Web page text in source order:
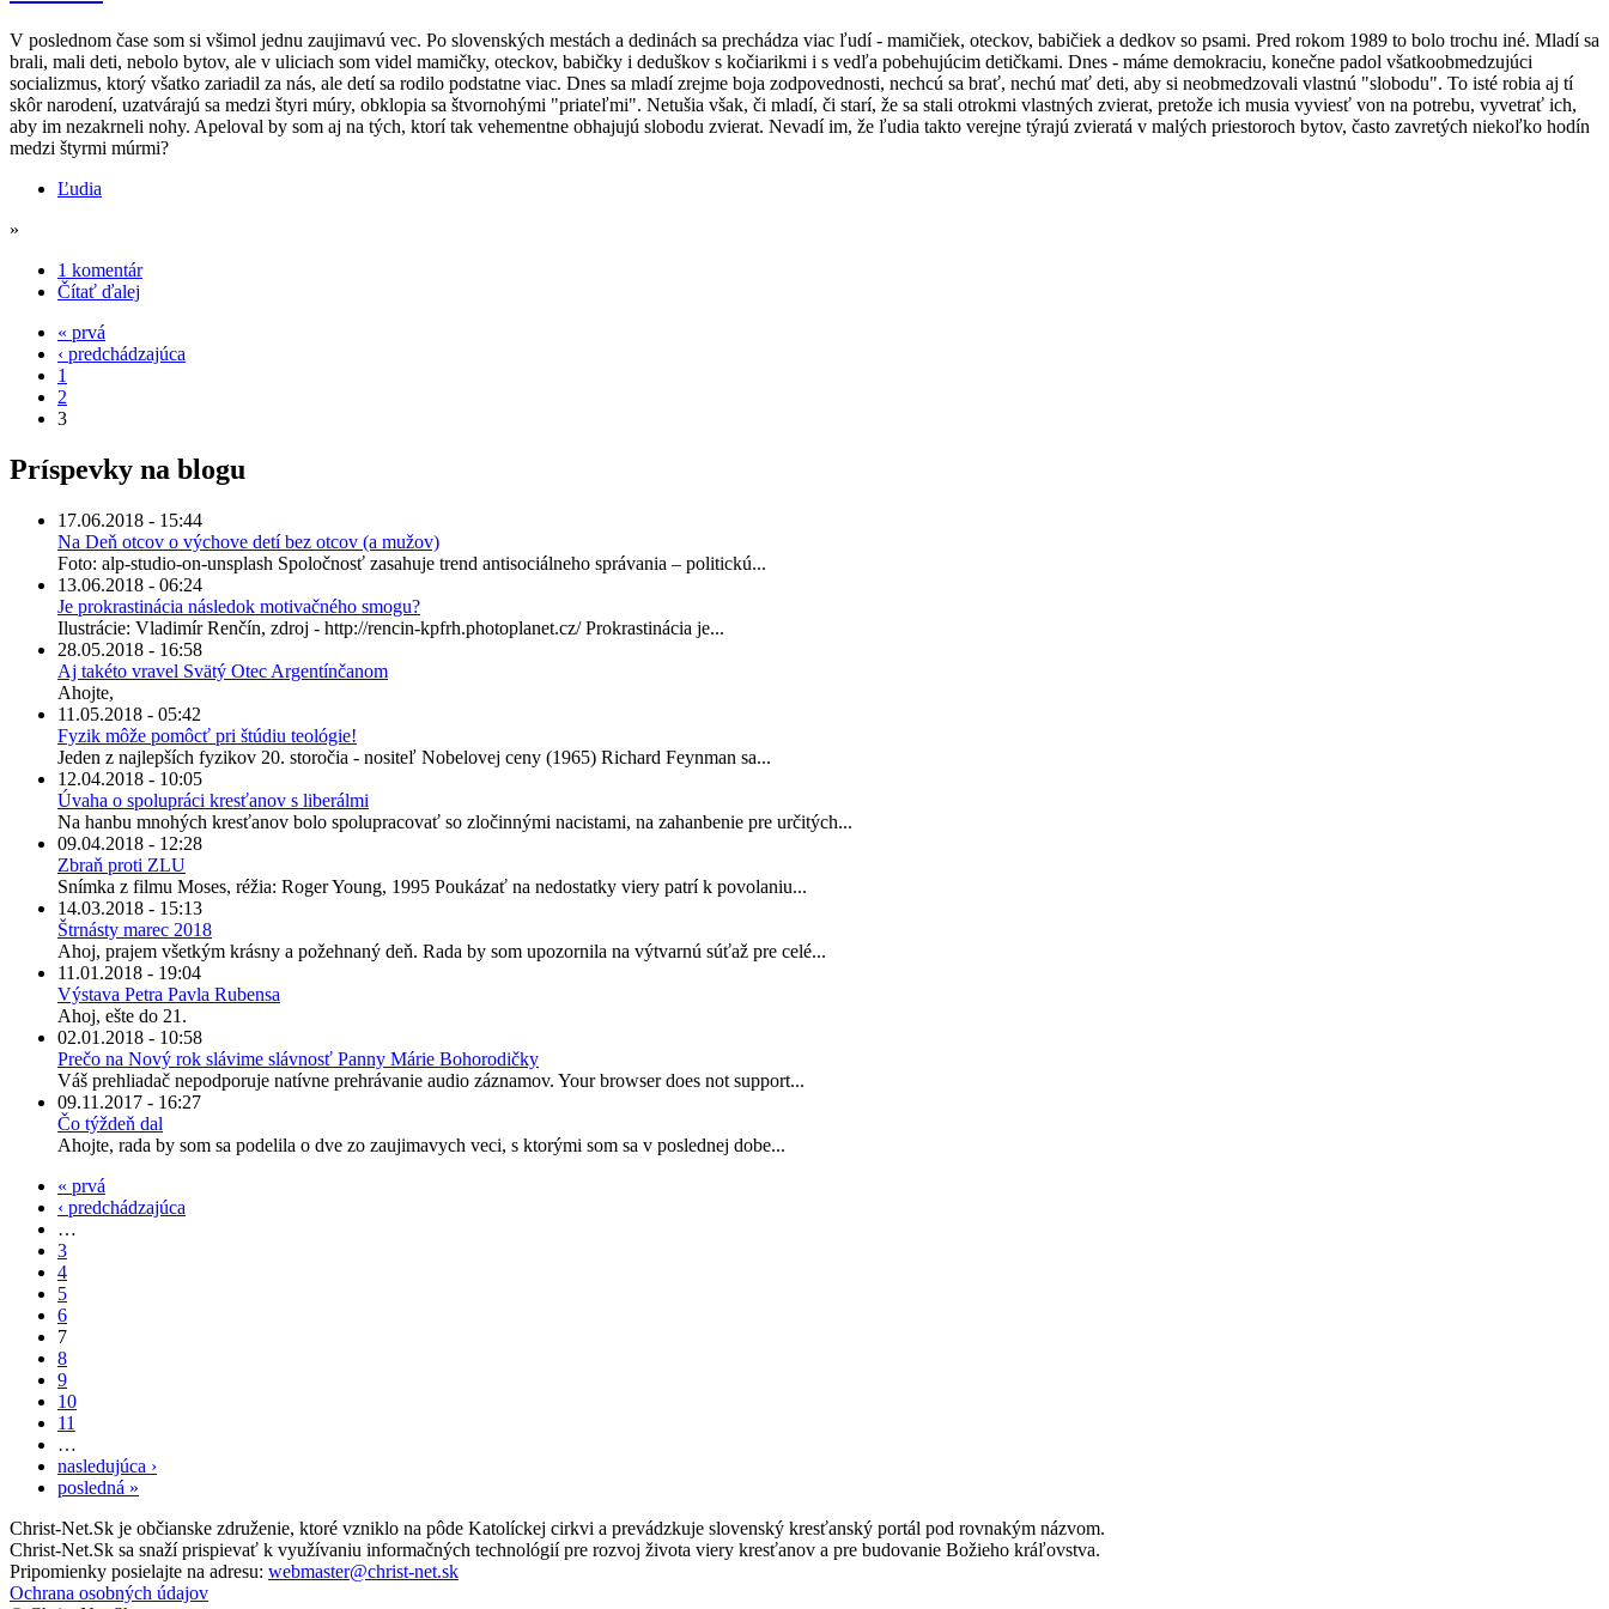
V poslednom čase som si všimol jednu zaujimavú vec. Po slovenských mestách a dedinách sa prechádza viac ľudí - mamičiek, oteckov, babičiek a dedkov so psami. Pred rokom 1989 to bolo trochu iné. Mladí sa
brali, mali deti, nebolo bytov, ale v uliciach som videl mamičky, oteckov, babičky i deduškov s kočiarikmi i s vedľa pobehujúcim detičkami. Dnes - máme demokraciu, konečne padol všatkoobmedzujúci
socializmus, ktorý všatko zariadil za nás, ale detí sa rodilo podstatne viac. Dnes sa mladí zrejme boja zodpovednosti, nechcú sa brať, nechú mať deti, aby si neobmedzovali vlastnú "slobodu". To isté robia aj tí
skôr narodení, uzatvárajú sa medzi štyri múry, obklopia sa štvornohými "priateľmi". Netušia však, či mladí, či starí, že sa stali otrokmi vlastných zvierat, pretože ich musia vyviesť von na potrebu, vyvetrať ich,
aby im nezakrneli nohy. Apeloval by som aj na tých, ktorí tak vehementne obhajujú slobodu zvierat. Nevadí im, že ľudia takto verejne týrajú zvieratá v malých priestoroch bytov, často zavretých niekoľko hodín
medzi štyrmi múrmi?
Ľudia
»
1 komentár
Čítať ďalej
« prvá
‹ predchádzajúca
1
2
3
Príspevky na blogu
17.06.2018 - 15:44
Na Deň otcov o výchove detí bez otcov (a mužov)
Foto: alp-studio-on-unsplash Spoločnosť zasahuje trend antisociálneho správania – politickú...
13.06.2018 - 06:24
Je prokrastinácia následok motivačného smogu?
Ilustrácie: Vladimír Renčín, zdroj - http://rencin-kpfrh.photoplanet.cz/ Prokrastinácia je...
28.05.2018 - 16:58
Aj takéto vravel Svätý Otec Argentínčanom
Ahojte,
11.05.2018 - 05:42
Fyzik môže pomôcť pri štúdiu teológie!
Jeden z najlepších fyzikov 20. storočia - nositeľ Nobelovej ceny (1965) Richard Feynman sa...
12.04.2018 - 10:05
Úvaha o spolupráci kresťanov s liberálmi
Na hanbu mnohých kresťanov bolo spolupracovať so zločinnými nacistami, na zahanbenie pre určitých...
09.04.2018 - 12:28
Zbraň proti ZLU
Snímka z filmu Moses, réžia: Roger Young, 1995 Poukázať na nedostatky viery patrí k povolaniu...
14.03.2018 - 15:13
Štrnásty marec 2018
Ahoj, prajem všetkým krásny a požehnaný deň. Rada by som upozornila na výtvarnú súťaž pre celé...
11.01.2018 - 19:04
Výstava Petra Pavla Rubensa
Ahoj, ešte do 21.
02.01.2018 - 10:58
Prečo na Nový rok slávime slávnosť Panny Márie Bohorodičky
Váš prehliadač nepodporuje natívne prehrávanie audio záznamov. Your browser does not support...
09.11.2017 - 16:27
Čo týždeň dal
Ahojte, rada by som sa podelila o dve zo zaujimavych veci, s ktorými som sa v poslednej dobe...
« prvá
‹ predchádzajúca
…
3
4
5
6
7
8
9
10
11
…
nasledujúca ›
posledná »
Christ-Net.Sk je občianske združenie, ktoré vzniklo na pôde Katolíckej cirkvi a prevádzkuje slovenský kresťanský portál pod rovnakým názvom.
Christ-Net.Sk sa snaží prispievať k využívaniu informačných technológií pre rozvoj života viery kresťanov a pre budovanie Božieho kráľovstva.
Pripomienky posielajte na adresu: webmaster@christ-net.sk
Ochrana osobných údajov